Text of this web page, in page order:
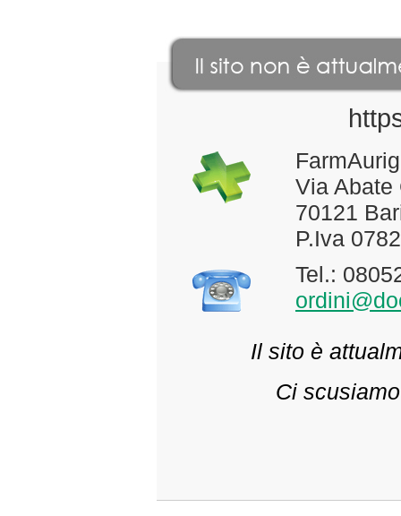
Via Abate
70121
P.Iva
Tel.:
Il sito è
Ci